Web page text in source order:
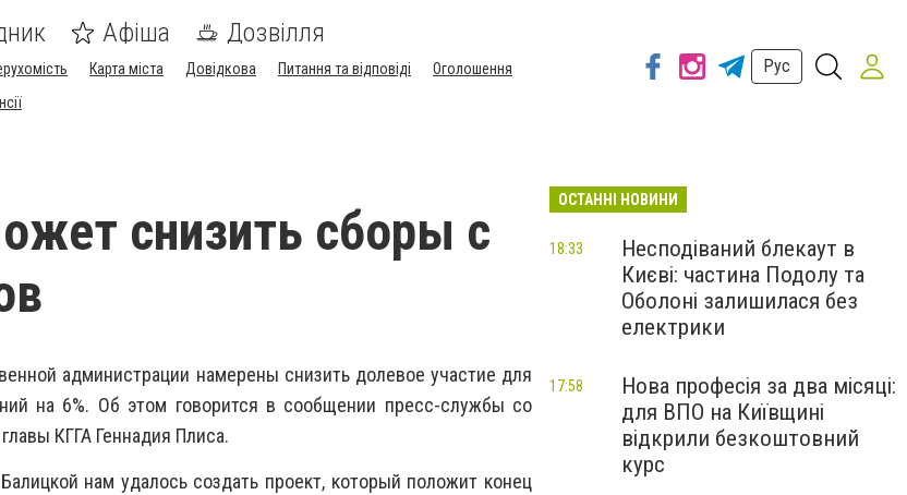
Афіша Дозвілля
Карта міста Довідкова Питання та відповіді
Оголошення
Рус
снизить сборы с
администрации намерены снизить долевое участие для
на 6%. Об этом говорится в сообщении пресс-службы со
КГГА Геннадия Плиса.
нам удалось создать проект, который положит конец
ОСТАННІ НОВИНИ
Несподіваний блекаут в
Києві: частина Подолу та
Оболоні залишилася без
електрики
18:33
Нова професія за два місяці:
для ВПО на Київщині
відкрили безкоштовний
курс
17:58